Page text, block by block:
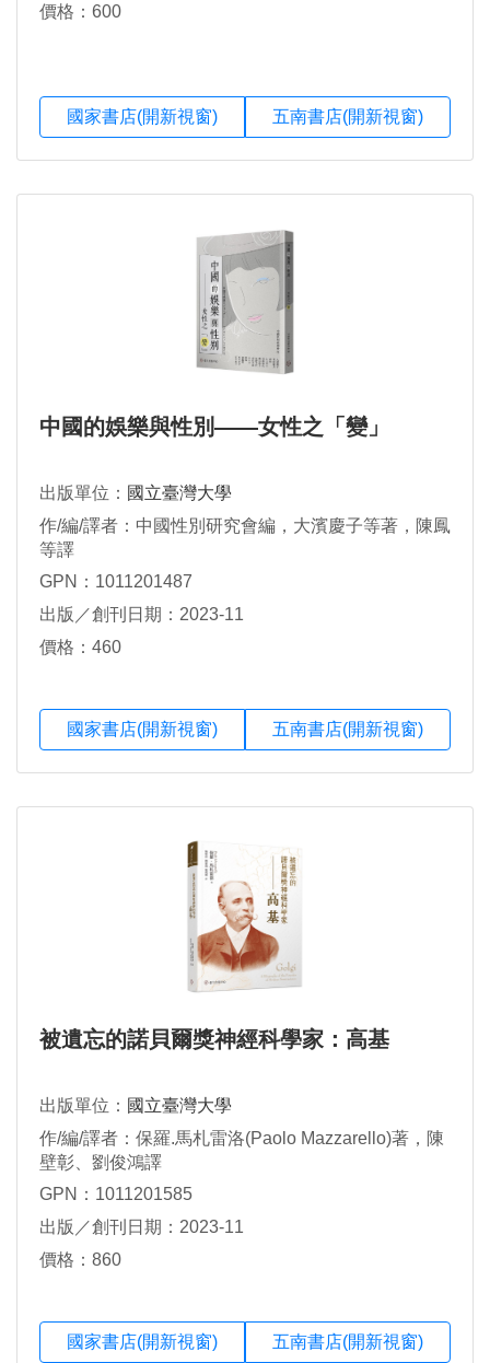
價格：600
國家書店(開新視窗) 五南書店(開新視窗)
中國的娛樂與性別——女性之「變」
出版單位： 國立臺灣大學
作/編/譯者：中國性別研究會編，大濱慶子等著，陳鳳
等譯
GPN：1011201487
出版／創刊日期：2023-11
價格：460
國家書店(開新視窗) 五南書店(開新視窗)
被遺忘的諾貝爾獎神經科學家：高基
出版單位： 國立臺灣大學
作/編/譯者：保羅.馬札雷洛(Paolo Mazzarello)著，陳
壁彰、劉俊鴻譯
GPN：1011201585
出版／創刊日期：2023-11
價格：860
國家書店(開新視窗) 五南書店(開新視窗)